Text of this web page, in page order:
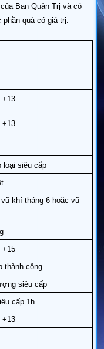
Ban Quản Trị và có
quà có giá trị.
+13
+13
loại siêu cấp
khí tháng 6 hoặc vũ
+15
thành công
siêu cấp
cấp 1h
+13